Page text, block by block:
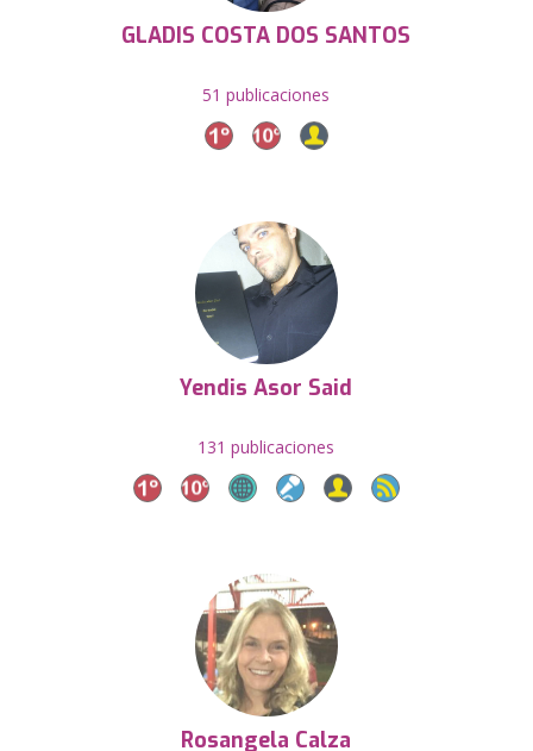
GLADIS COSTA DOS SANTOS
51 publicaciones
Yendis Asor Said
131 publicaciones
Rosangela Calza